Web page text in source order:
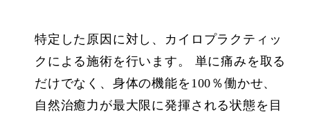
特定した原因に対し、カイロプラクティッ
クによる施術を行います。 単に痛みを取る
だけでなく、身体の機能を100％働かせ、
自然治癒力が最大限に発揮される状態を目